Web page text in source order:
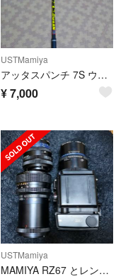
USTMamiya
アッタスパンチ 7S ウッド用シャフト
¥7,000
USTMamiya
MAMIYA RZ67 とレンズ3本 ジャンク品